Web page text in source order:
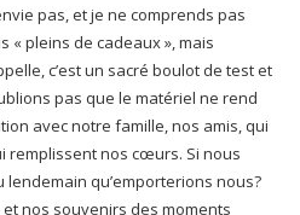
pas, et je ne comprends pas
« pleins de cadeaux », mais
c’est un sacré boulot de test et
pas que le matériel ne rend
avec notre famille, nos amis, qui
remplissent nos cœurs. Si nous
qu’emporterions nous?
nos souvenirs des moments